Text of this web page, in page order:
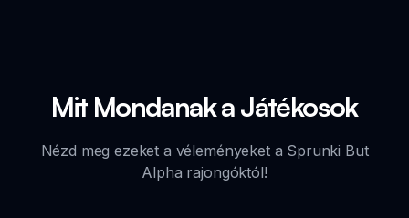
Mit Mondanak a Játékosok
Nézd meg ezeket a véleményeket a Sprunki But
Alpha rajongóktól!